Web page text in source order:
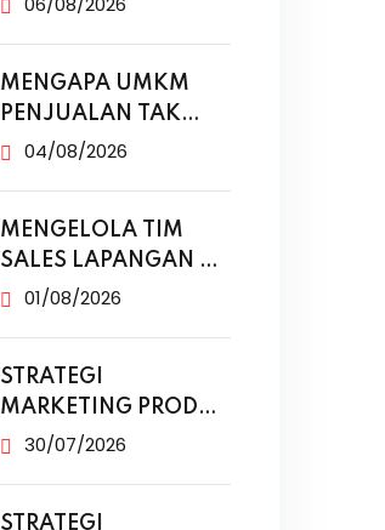
MENGAPA UMKM
PENJUALAN TAK
NAIK MESKI SUDAH
04/08/2026
MENGELOLA TIM
SALES LAPANGAN DI
ERA DIGITAL
01/08/2026
STRATEGI
MARKETING PRODUK
MODAL KECIL TANPA
30/07/2026
STRATEGI